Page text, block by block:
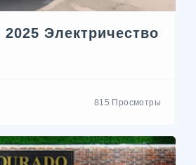
Электричество
815 Просмотры